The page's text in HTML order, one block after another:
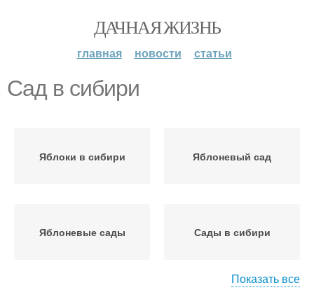
ДАЧНАЯ ЖИЗНЬ
главная новости статьи
Сад в сибири
Яблоки в сибири Яблоневый сад
Яблоневые сады Сады в сибири
Показать все